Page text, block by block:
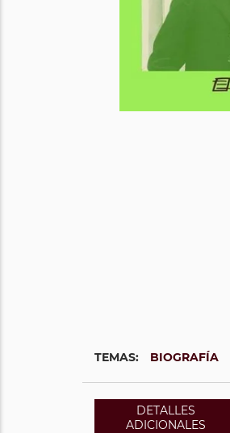
TEMAS: BIOGRAFÍA
DETALLES
ADICIONALES